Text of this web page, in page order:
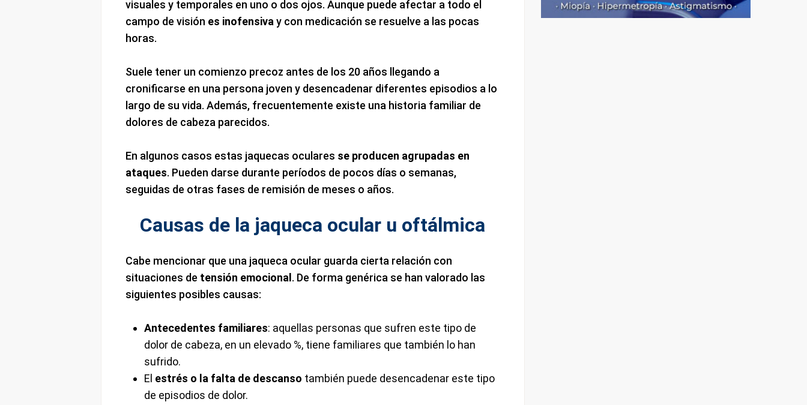
visuales y temporales en uno o dos ojos. Aunque puede afectar a todo el
campo de visión es inofensiva y con medicación se resuelve a las pocas
horas.
Suele tener un comienzo precoz antes de los 20 años llegando a
cronificarse en una persona joven y desencadenar diferentes episodios a lo
largo de su vida. Además, frecuentemente existe una historia familiar de
dolores de cabeza parecidos.
En algunos casos estas jaquecas oculares se producen agrupadas en
ataques. Pueden darse durante períodos de pocos días o semanas,
seguidas de otras fases de remisión de meses o años.
Causas de la jaqueca ocular u oftálmica
Cabe mencionar que una jaqueca ocular guarda cierta relación con
situaciones de tensión emocional . De forma genérica se han valorado las
siguientes posibles causas:
Antecedentes familiares: aquellas personas que sufren este tipo de
dolor de cabeza, en un elevado %, tiene familiares que también lo han
sufrido.
El estrés o la falta de descanso también puede desencadenar este tipo
de episodios de dolor.